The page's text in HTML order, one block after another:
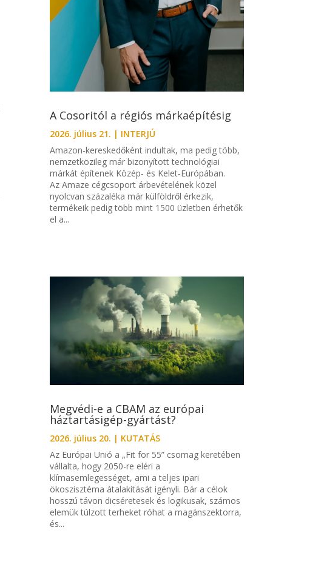
A Cosoritól a régiós márkaépítésig
2026. július 21. | INTERJÚ
Amazon-kereskedőként indultak, ma pedig több,
nemzetközileg már bizonyított technológiai
márkát építenek Közép- és Kelet-Európában.
Az Amaze cégcsoport árbevételének közel
nyolcvan százaléka már külföldről érkezik,
termékeik pedig több mint 1500 üzletben érhetők
el a...
Megvédi-e a CBAM az európai
háztartásigép-gyártást?
2026. július 20. | KUTATÁS
Az Európai Unió a „Fit for 55” csomag keretében
vállalta, hogy 2050-re eléri a
klímasemlegességet, ami a teljes ipari
ökoszisztéma átalakítását igényli. Bár a célok
hosszú távon dicséretesek és logikusak, számos
elemük túlzott terheket róhat a magánszektorra,
és...